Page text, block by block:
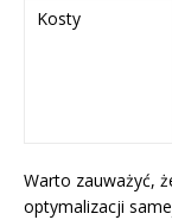
Kosty
Warto zauważyć,
optymalizacji